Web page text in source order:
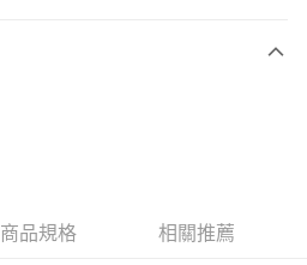
商品規格 相關推薦